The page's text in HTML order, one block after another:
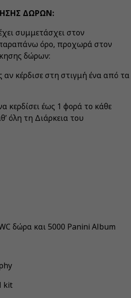
ΔΩΡΩΝ:
συμμετάσχει στον
όρο, προχωρά στον
δώρων:
κέρδισε στη στιγμή ένα από τα
κερδίσει έως 1 φορά το κάθε
όλη τη Διάρκεια του
δώρα και 5000 Panini Album
kit